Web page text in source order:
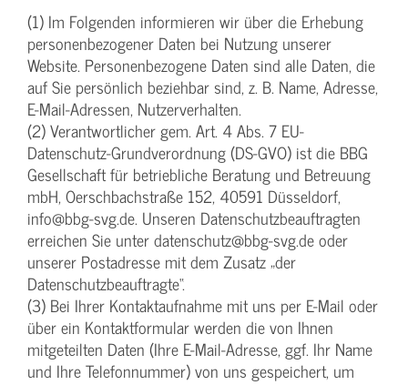
(1) Im Folgenden informieren wir über die Erhebung
personenbezogener Daten bei Nutzung unserer
Website. Personenbezogene Daten sind alle Daten, die
auf Sie persönlich beziehbar sind, z. B. Name, Adresse,
E-Mail-Adressen, Nutzerverhalten.
(2) Verantwortlicher gem. Art. 4 Abs. 7 EU-
Datenschutz-Grundverordnung (DS-GVO) ist die BBG
Gesellschaft für betriebliche Beratung und Betreuung
mbH, Oerschbachstraße 152, 40591 Düsseldorf,
info@bbg-svg.de. Unseren Datenschutzbeauftragten
erreichen Sie unter datenschutz@bbg-svg.de oder
unserer Postadresse mit dem Zusatz „der
Datenschutzbeauftragte“.
(3) Bei Ihrer Kontaktaufnahme mit uns per E-Mail oder
über ein Kontaktformular werden die von Ihnen
mitgeteilten Daten (Ihre E-Mail-Adresse, ggf. Ihr Name
und Ihre Telefonnummer) von uns gespeichert, um